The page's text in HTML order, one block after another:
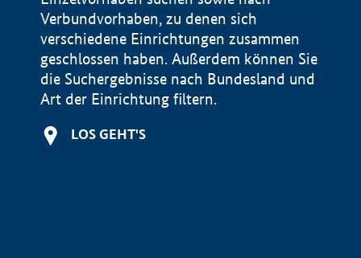
Verbundvorhaben, zu denen sich
verschiedene Einrichtungen zusammen
geschlossen haben. Außerdem können Sie
die Suchergebnisse nach Bundesland und
Art der Einrichtung filtern.
LOS GEHT'S